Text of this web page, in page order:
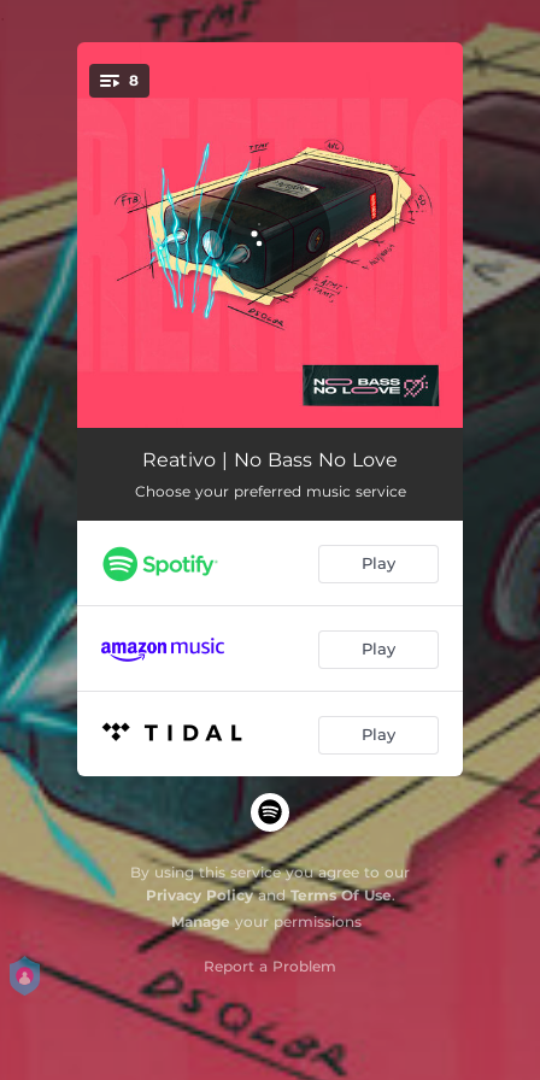
8
Fatboy
Tá Todo Mundo Tentando 04:22
Até Você Chegar 04:21
Socialmente Um Desastre 04:22
Alvo//Inimigo 03:33
Tudo Ao Mesmo Tempo
04:22
Reativo | No Bass No Love
Choose your preferred music service
Play
Play
Play
By using this service you agree to our
Privacy PolicyandTerms Of Use.
Manage your permissions
Report a Problem